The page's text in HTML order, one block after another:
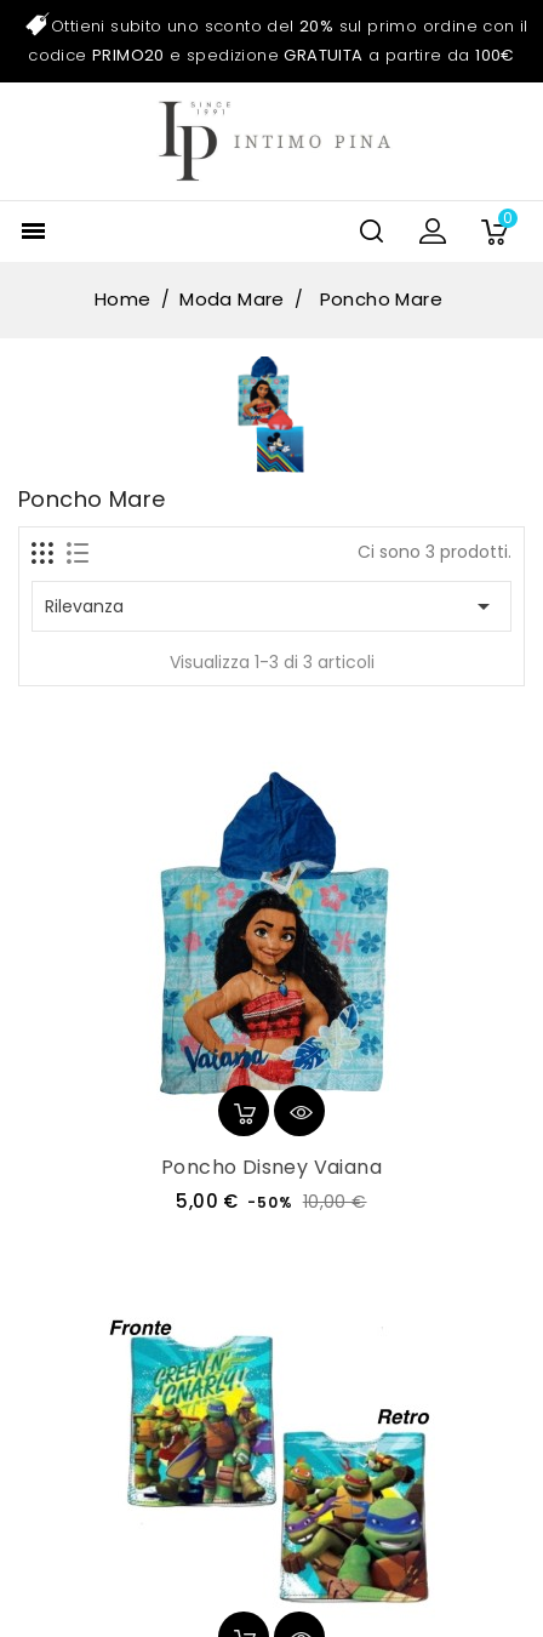
Ottieni subito uno sconto del20% sul primo ordine con il
codice PRIMO20 e spedizioneGRATUITA a partire da100€
 0
Home Moda Mare Poncho Mare
Poncho Mare
Ci sono 3 prodotti.
Rilevanza 
Visualizza 1-3 di 3 articoli
Poncho Disney Vaiana
5,00 € Prezzo
-50% 10,00 €Prezzo